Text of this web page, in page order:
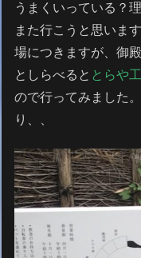
うまくいっている？
また行こうと思いま
場につきますが、御
としらべると とらや
ので行ってみました
り、、